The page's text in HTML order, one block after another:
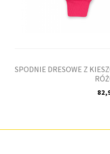
SPODNIE DRESOWE Z